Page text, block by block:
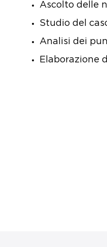
Ascolto delle
Studio del
Analisi dei
Elaborazione